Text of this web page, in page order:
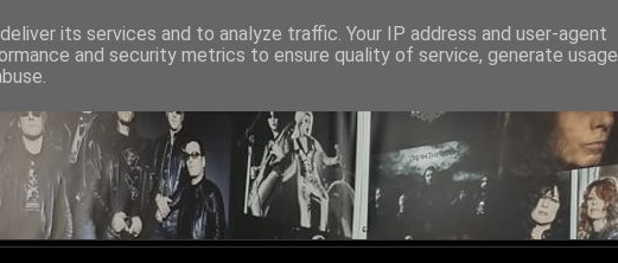
METAL CITY
its services and to analyze traffic. Your IP address and user-agent
and security metrics to ensure quality of service, generate usage